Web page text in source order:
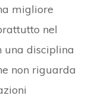
migliore
nel
una disciplina
non riguarda